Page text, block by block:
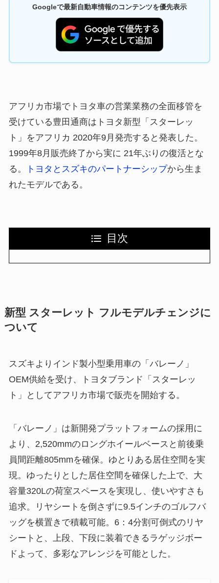
Googleで最新自動車情報のコンテンツを優先表示
アフリカ市場でトヨタ車の営業業務の全面移管を
受けている豊田通商はトヨタ新型「スターレッ
ト」をアフリカ 2020年9月発売すると発表した。
1999年8月販売終了から実に 21年ぶりの復活とな
る。
トヨタとスズキのパートナーシップから生ま
れたモデルである。
目次
新型 スターレット フルモデルチェンジに
ついて
スズキよりインド製小型乗用車の「バレーノ」
OEM供給を受け、トヨタブランド「スターレッ
ト」としてアフリカ市場で販売を開始する。
「バレーノ」は新開発プラットフォームの採用に
より、2,520mmのロングホイールベースと前後乗
員間距離805mmを確保。ゆとりある居住空間を実
現。ゆったりとした居住空間を確保した上で、大
容量320Lの荷室スペースを実現し、使いやすさも
追求。リヤシートを倒さずに9.5インチのゴルフバ
ッグを横置きで積載可能。6：4分割可倒式のリヤ
シートと、上段、下段に装着できるラゲッジボー
ドよって、多彩なアレンジを可能とした。